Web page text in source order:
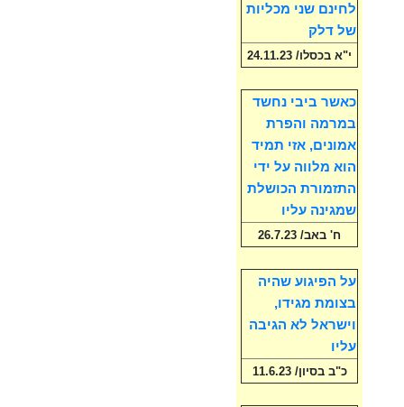
לחינם שני מכליות
של דלק
י"א בכסלו/ 24.11.23
כאשר ביבי נחשד
במרמה והפרת
אמונים, אזי תמיד
הוא מלווה על ידי
התזמורת הכושלת
שמגינה עליו
ח' באב/ 26.7.23
על הפיגוע שהיה
בצומת מגידו,
וישראל לא הגיבה
עליו
כ"ב בסיון/ 11.6.23